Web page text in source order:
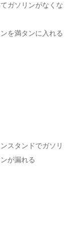
ガソリンがなくな
を満タンに入れる
スタンドでガソリ
が漏れる